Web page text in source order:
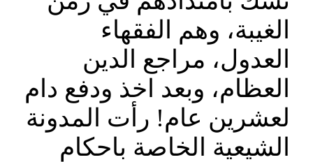
الغيبة، وهم الفقهاء
العدول، مراجع الدين
العظام، وبعد اخذ ودفع دام
لعشرين عام! رأت المدونة
الشيعية الخاصة باحكام